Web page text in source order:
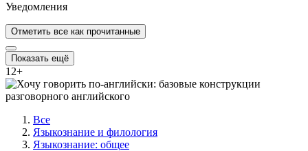
Уведомления
Отметить все как прочитанные
Показать ещё
12+
Все
Языкознание и филология
Языкознание: общее